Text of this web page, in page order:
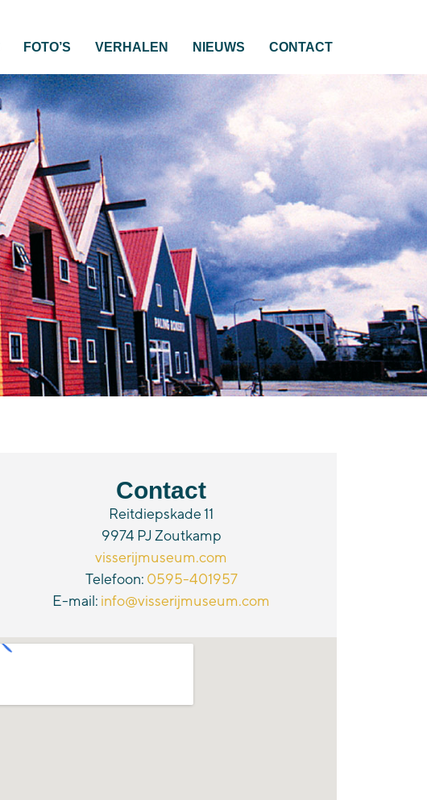
FOTO’S VERHALEN NIEUWS CONTACT
Contact
Reitdiepskade 11
9974 PJ Zoutkamp
visserijmuseum.com
Telefoon: 0595-401957
E-mail: info@visserijmuseum.com